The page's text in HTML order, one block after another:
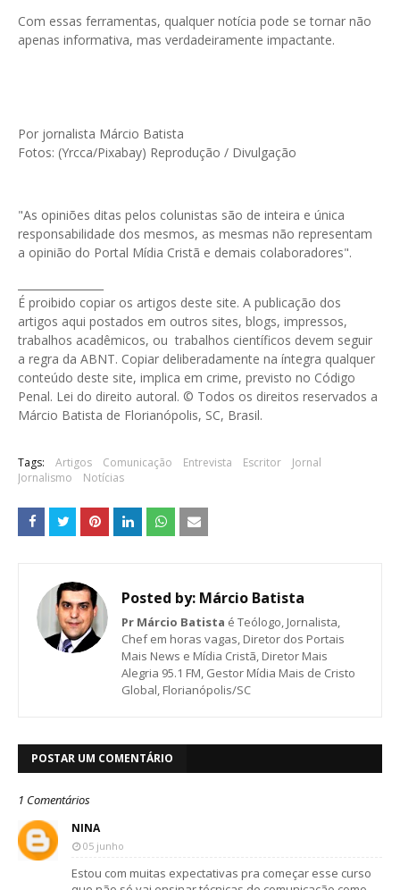
Com essas ferramentas, qualquer notícia pode se tornar não
apenas informativa, mas verdadeiramente impactante.
Por jornalista Márcio Batista
Fotos: (Yrcca/Pixabay) Reprodução / Divulgação
"As opiniões ditas pelos colunistas são de inteira e única
responsabilidade dos mesmos, as mesmas não representam
a opinião do Portal Mídia Cristã e demais colaboradores".
É proibido copiar os artigos deste site. A publicação dos
artigos aqui postados em outros sites, blogs, impressos,
trabalhos acadêmicos, ou trabalhos científicos devem seguir
a regra da ABNT. Copiar deliberadamente na íntegra qualquer
conteúdo deste site, implica em crime, previsto no Código
Penal. Lei do direito autoral. © Todos os direitos reservados a
Márcio Batista de Florianópolis, SC, Brasil.
Tags: Artigos Comunicação Entrevista Escritor
Jornal
Jornalismo
Notícias
Posted by: Márcio Batista
Pr Márcio Batista é Teólogo, Jornalista,
Chef em horas vagas, Diretor dos Portais
Mais News e Mídia Cristã, Diretor Mais
Alegria 95.1 FM, Gestor Mídia Mais de Cristo
Global, Florianópolis/SC
POSTAR UM COMENTÁRIO
1 Comentários
NINA
05 junho
Estou com muitas expectativas pra começar esse curso